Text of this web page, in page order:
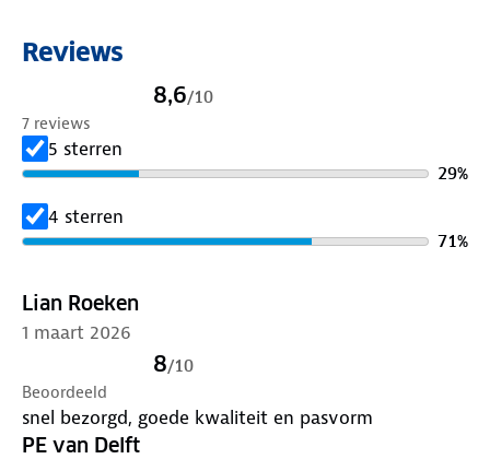
: Xtreme Sockswear
Inhoud: 2 paar Outdoor Compressie Sokken
Geslacht
Materiaal:52% Polyamide, 3% elastaan, 45% wol
Sneldrogend
Reviews
8,6/10
7 reviews
5 sterren
29%
4 sterren
71%
Lian Roeken
1 maart 2026
8/10
Beoordeeld
snel bezorgd, goede kwaliteit en pasvorm
PE van Delft